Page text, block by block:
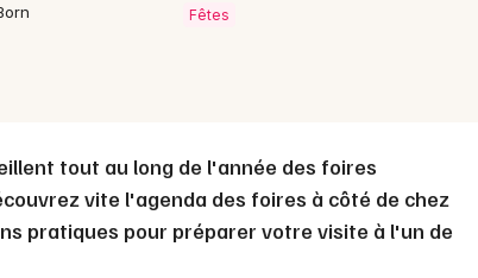
Fêtes
tout au long de l'année des foires
vite l'agenda des foires à côté de chez
pratiques pour préparer votre visite à l'un de